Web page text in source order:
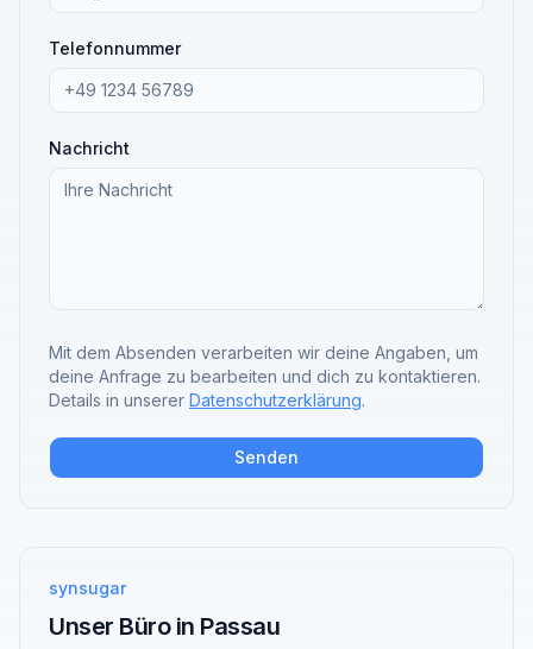
Telefonnummer
Nachricht
Mit dem Absenden verarbeiten wir deine Angaben, um
deine Anfrage zu bearbeiten und dich zu kontaktieren.
Details in unserer Datenschutzerklärung.
Senden
synsugar
Unser Büro in Passau